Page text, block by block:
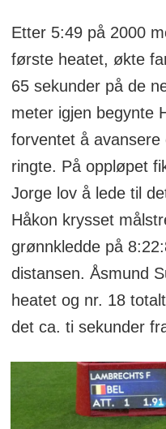
Etter 5:49 på 2000
første heatet, økte
65 sekunder på de
meter igjen begynte
forventet å
ringte. På oppløpet
Jorge lov å lede til
Håkon krysset
grønnkledde på
distansen. Åsmund
heatet og nr. 18
det ca. ti sekunder